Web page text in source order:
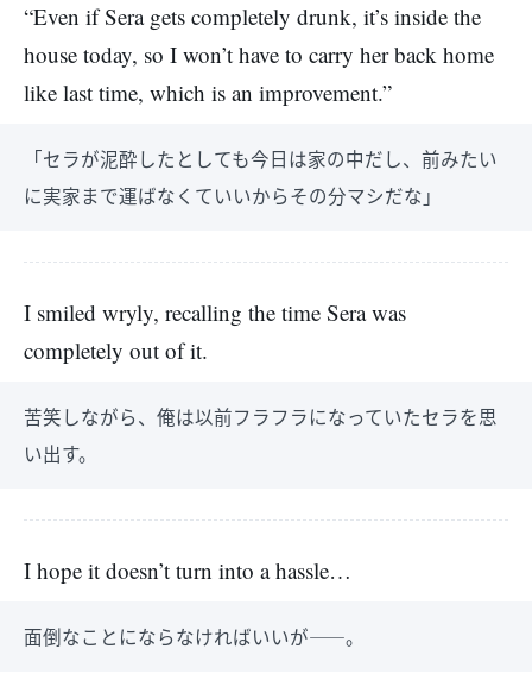
“Even if Sera gets completely drunk, it’s inside the
house today, so I won’t have to carry her back home
like last time, which is an improvement.”
「セラが泥酔したとしても今日は家の中だし、前みたい
に実家まで運ばなくていいからその分マシだな」
I smiled wryly, recalling the time Sera was
completely out of it.
苦笑しながら、俺は以前フラフラになっていたセラを思
い出す。
I hope it doesn’t turn into a hassle…
面倒なことにならなければいいが――。